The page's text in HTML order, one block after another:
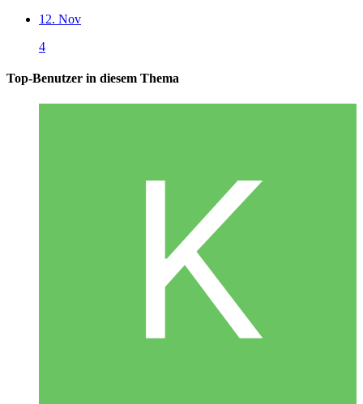
12. Nov
4
Top-Benutzer in diesem Thema